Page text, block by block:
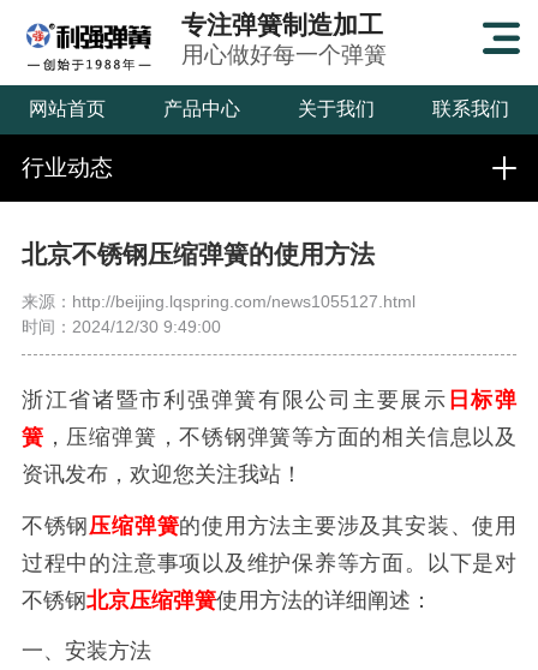
专注弹簧制造加工
用心做好每一个弹簧
网站首页 产品中心 关于我们 联系我们
行业动态
北京不锈钢压缩弹簧的使用方法
来源：http://beijing.lqspring.com/news1055127.html
时间：2024/12/30 9:49:00
浙江省诸暨市利强弹簧有限公司主要展示 日标弹
簧 ，压缩弹簧，不锈钢弹簧等方面的相关信息以及
资讯发布，欢迎您关注我站！
不锈钢压缩弹簧的使用方法主要涉及其安装、使用
过程中的注意事项以及维护保养等方面。以下是对
不锈钢北京压缩弹簧使用方法的详细阐述：
一、安装方法